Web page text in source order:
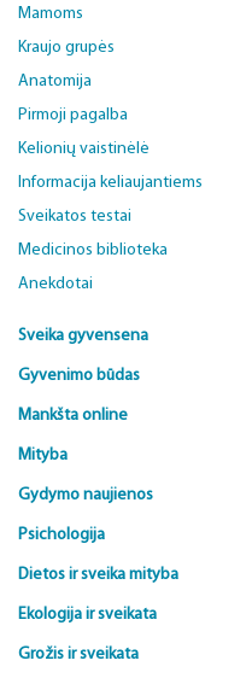
Mamoms
Kraujo grupės
Anatomija
Pirmoji pagalba
Kelionių vaistinėlė
Informacija keliaujantiems
Sveikatos testai
Medicinos biblioteka
Anekdotai
Sveika gyvensena
Gyvenimo būdas
Mankšta online
Mityba
Gydymo naujienos
Psichologija
Dietos ir sveika mityba
Ekologija ir sveikata
Grožis ir sveikata